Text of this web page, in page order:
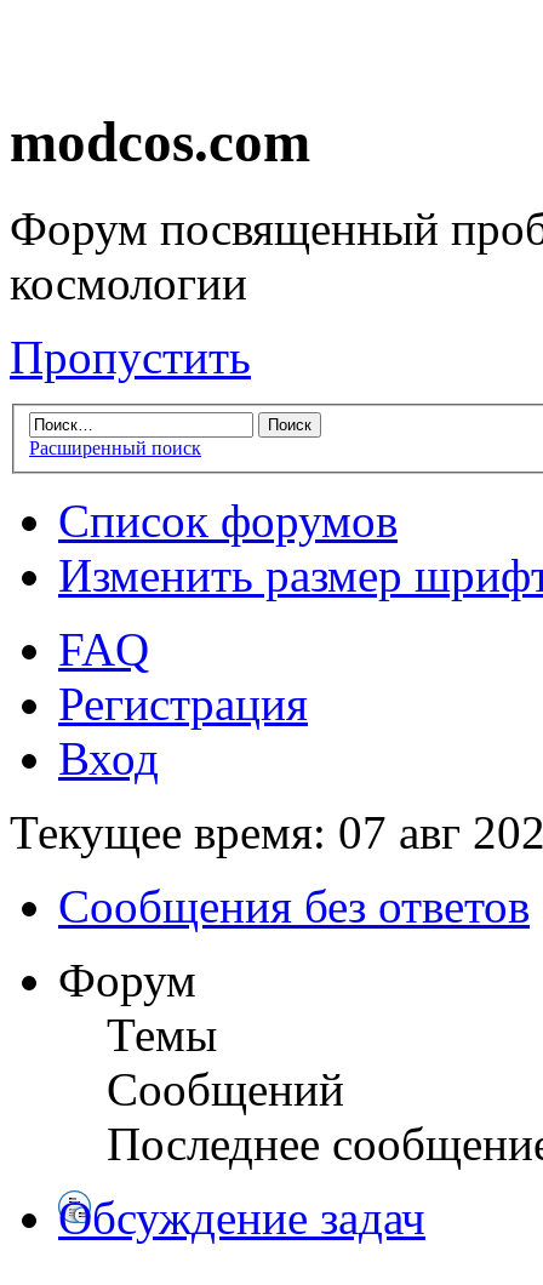
modcos.com
Форум посвященный
космологии
Пропустить
Расширенный поиск
Список форумов
Изменить размер
FAQ
Регистрация
Вход
Текущее время: 07 авг
Сообщения без ответов
Форум
Темы
Сообщений
Последнее
Обсуждение задач